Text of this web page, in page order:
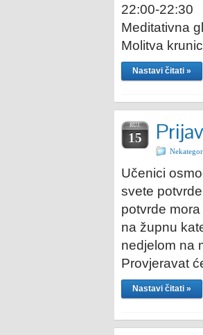
22:00-
Molitva
Nastavi čitati »
RUJ.
15
Učenici
svete
potvrde
na župnu
nedjelom na
Provjeravat
Nastavi čitati »